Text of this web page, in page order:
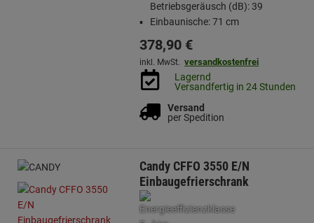
Betriebsgeräusch (dB): 39
Einbaunische: 71 cm
378,90 €
inkl. MwSt. versandkostenfrei
Lagernd
Versandfertig in 24 Stunden
Versand
per Spedition
Candy CFFO 3550 E/N
Einbaugefrierschrank